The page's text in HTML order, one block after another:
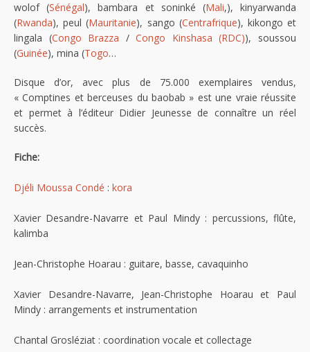
wolof (Sénégal), bambara et soninké (Mali,), kinyarwanda
(Rwanda), peul (Mauritanie), sango (Centrafrique), kikongo et
lingala (Congo Brazza /Congo Kinshasa (RDC)), soussou
(Guinée), mina (Togo…
Disque d’or, avec plus de 75.000 exemplaires vendus,
« Comptines et berceuses du baobab » est une vraie réussite
et permet à l’éditeur Didier Jeunesse de connaître un réel
succès.
Fiche:
Djéli Moussa Condé : kora
Xavier Desandre-Navarre et Paul Mindy : percussions, flûte,
kalimba
Jean-Christophe Hoarau : guitare, basse, cavaquinho
Xavier Desandre-Navarre, Jean-Christophe Hoarau et Paul
Mindy : arrangements et instrumentation
Chantal Grosléziat : coordination vocale et collectage